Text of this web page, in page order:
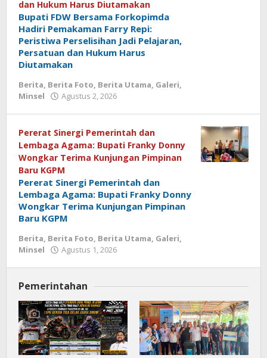
dan Hukum Harus Diutamakan
Bupati FDW Bersama Forkopimda
Hadiri Pemakaman Farry Repi:
Peristiwa Perselisihan Jadi Pelajaran,
Persatuan dan Hukum Harus
Diutamakan
Berita, Berita Foto, Berita Utama, Galeri,
Minsel
Agustus 2, 2026
Pererat Sinergi Pemerintah dan
Lembaga Agama: Bupati Franky Donny
Wongkar Terima Kunjungan Pimpinan
Baru KGPM
Pererat Sinergi Pemerintah dan
Lembaga Agama: Bupati Franky Donny
Wongkar Terima Kunjungan Pimpinan
Baru KGPM
Berita, Berita Foto, Berita Utama, Galeri,
Minsel
Agustus 1, 2026
Pemerintahan